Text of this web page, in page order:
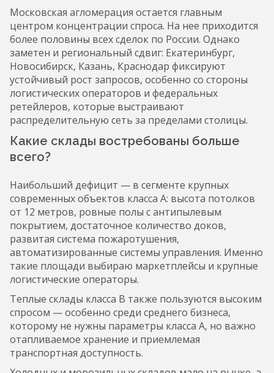
Московская агломерация остается главным
центром концентрации спроса. На нее приходится
более половины всех сделок по России. Однако
заметен и региональный сдвиг: Екатеринбург,
Новосибирск, Казань, Краснодар фиксируют
устойчивый рост запросов, особенно со стороны
логистических операторов и федеральных
ретейлеров, которые выстраивают
распределительную сеть за пределами столицы.
Какие склады востребованы больше
всего?
Наибольший дефицит — в сегменте крупных
современных объектов класса A: высота потолков
от 12 метров, ровные полы с антипылевым
покрытием, достаточное количество доков,
развитая система пожаротушения,
автоматизированные системы управления. Именно
такие площади выбираю маркетплейсы и крупные
логистические операторы.
Теплые склады класса B также пользуются высоким
спросом — особенно среди среднего бизнеса,
которому не нужны параметры класса A, но важно
отапливаемое хранение и приемлемая
транспортная доступность.